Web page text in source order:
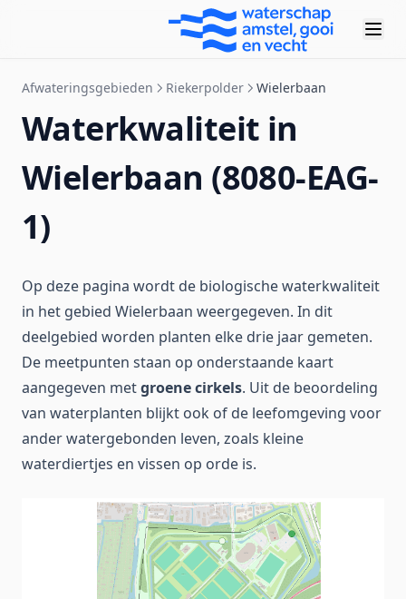
Afwateringsgebieden Riekerpolder Wielerbaan
Waterkwaliteit in
Wielerbaan (8080-EAG-
1)
Op deze pagina wordt de biologische waterkwaliteit
in het gebied Wielerbaan weergegeven. In dit
deelgebied worden planten elke drie jaar gemeten.
De meetpunten staan op onderstaande kaart
aangegeven metgroene cirkels. Uit de beoordeling
van waterplanten blijkt ook of de leefomgeving voor
ander watergebonden leven, zoals kleine
waterdiertjes en vissen op orde is.